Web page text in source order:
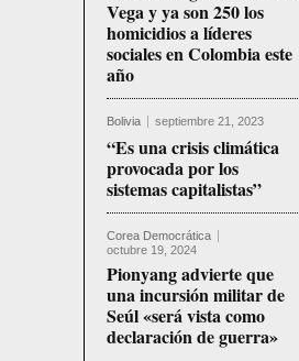
Vega y ya son 250 los
homicidios a líderes
sociales en Colombia este
año
Bolivia septiembre 21, 2023
“Es una crisis climática
provocada por los
sistemas capitalistas”
Corea Democrática
octubre 19, 2024
Pionyang advierte que
una incursión militar de
Seúl «será vista como
declaración de guerra»